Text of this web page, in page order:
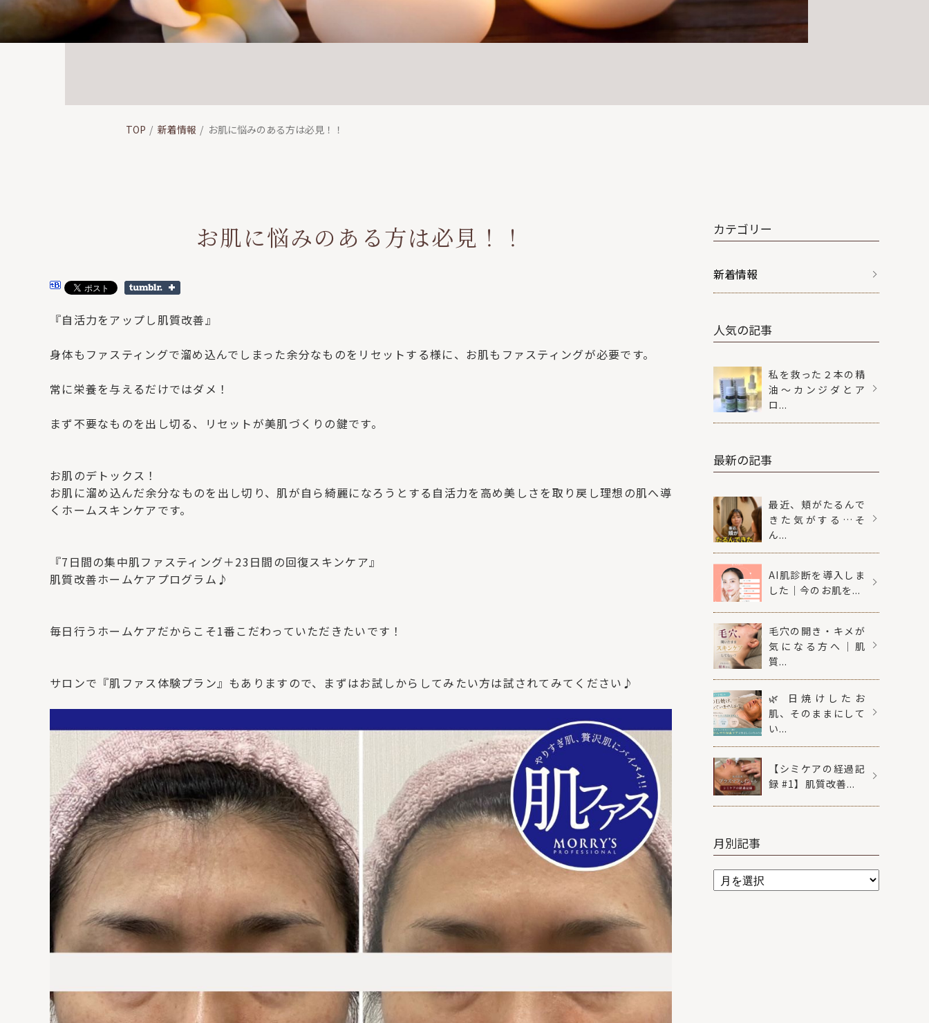
TOP 新着情報 お肌に悩みのある方は必見！！
お肌に悩みのある方は必見！！
『自活力をアップし肌質改善』
身体もファスティングで溜め込んでしまった余分なものをリセットする様に、お肌もファスティングが必要です。
常に栄養を与えるだけではダメ！
まず不要なものを出し切る、リセットが美肌づくりの鍵です。
お肌のデトックス！
お肌に溜め込んだ余分なものを出し切り、肌が自ら綺麗になろうとする自活力を高め美しさを取り戻し理想の肌へ導
くホームスキンケアです。
『7日間の集中肌ファスティング＋23日間の回復スキンケア』
肌質改善ホームケアプログラム♪
毎日行うホームケアだからこそ1番こだわっていただきたいです！
サロンで『肌ファス体験プラン』もありますので、まずはお試しからしてみたい方は試されてみてください♪
カテゴリー
新着情報
人気の記事
私を救った２本の精
油〜カンジダとア
ロ...
最新の記事
最近、頬がたるんで
きた気がする…そ
ん...
AI肌診断を導入しま
した｜今のお肌を...
毛穴の開き・キメが
気になる方へ｜肌
質...
🌿 日焼けしたお
肌、そのままにして
い...
【シミケアの経過記
録 #1】肌質改善...
月別記事